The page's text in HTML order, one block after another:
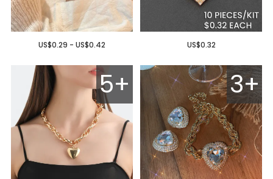
US$0.32
US$0.29 - US$0.42
3+
5+